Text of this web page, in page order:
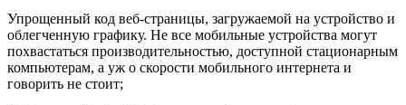
Упрощенный код веб-страницы, загружаемой на устройство и
облегченную графику. Не все мобильные устройства могут
похвастаться производительностью, доступной стационарным
компьютерам, а уж о скорости мобильного интернета и
говорить не стоит;